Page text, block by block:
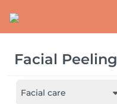
Facial Peeling
Facial care